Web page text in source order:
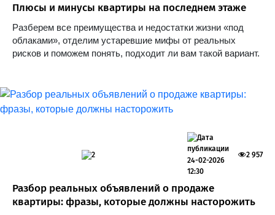
Плюсы и минусы квартиры на последнем этаже
Разберем все преимущества и недостатки жизни «под
облаками», отделим устаревшие мифы от реальных
рисков и поможем понять, подходит ли вам такой вариант.
Разбор реальных объявлений о продаже
квартиры: фразы, которые должны насторожить
2 2 957
24-02-2026
12:30